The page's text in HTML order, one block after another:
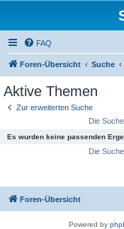
FAQ
Foren-Übersicht Suche
Aktive Themen
Zur erweiterten Suche
Die
Es wurden keine passenden
Die
Foren-Übersicht
Powered by